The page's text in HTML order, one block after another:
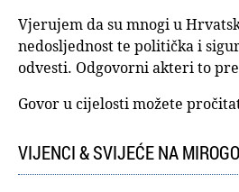
Vjerujem da su mnogi u
nedosljednost te politička i
odvesti. Odgovorni akteri to
Govor u cijelosti možete
VIJENCI & SVIJEĆE NA